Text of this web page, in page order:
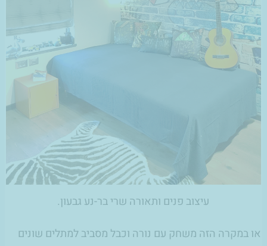
עיצוב פנים ותאורה שרי בר-נע גבעון.
או במקרה הזה משחק עם נורה וכבל מסביב למתלים שונים